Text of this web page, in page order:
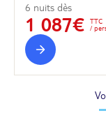
6 nuits dès
1 087€
TTC
/